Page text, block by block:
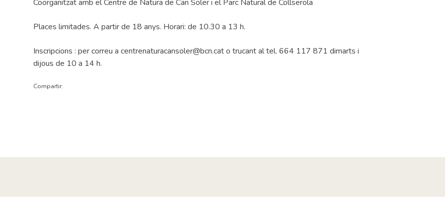
Coorganitzat amb el Centre de Natura de Can Soler i el Parc Natural de Collserola
Places limitades. A partir de 18 anys. Horari: de 10.30 a 13 h.
Inscripcions : per correu a centrenaturacansoler@bcn.cat o trucant al tel. 664 117 871 dimarts i
dijous de 10 a 14 h.
Compartir: